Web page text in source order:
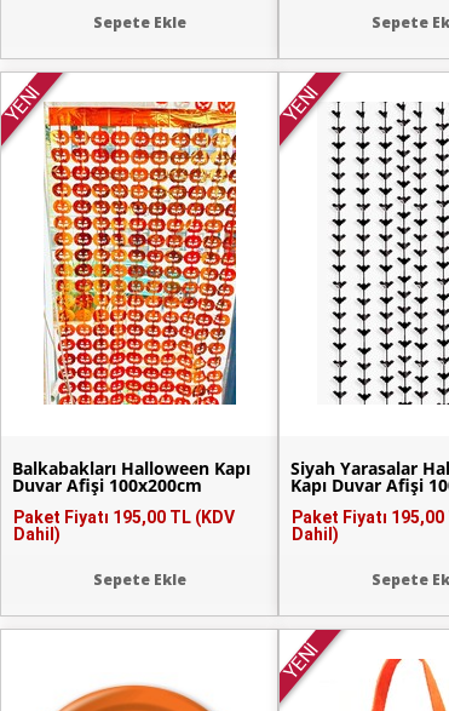
Sepete Ekle Sepete
YENİ
Balkabakları Halloween Kapı
Duvar Afişi 100x200cm
Paket Fiyatı 195,00 TL (KDV
Dahil)
Sepete Ekle
YENİ
Siyah Yarasalar
Kapı Duvar Afişi
Paket Fiyatı 195,00
Dahil)
Sepete
YENİ